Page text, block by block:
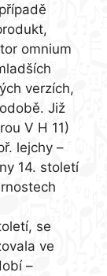
omnium
verzích,
Již
V H 11)
lejchy –
14. století
se
ve
–